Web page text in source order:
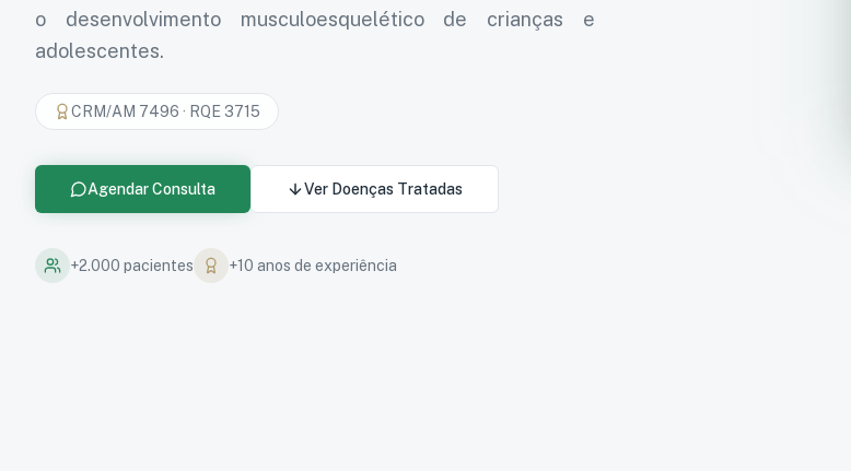
o desenvolvimento musculoesquelético de crianças e
adolescentes.
CRM/AM 7496 · RQE 3715
Agendar Consulta Ver Doenças Tratadas
+2.000 pacientes +10 anos de experiência